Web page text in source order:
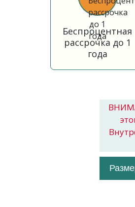
Беспроцентная
рассрочка до 1
года